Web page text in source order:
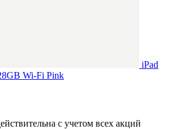
iPad
Wi-Fi Pink
с учетом всех акций